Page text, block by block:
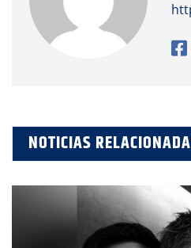
NOTICIAS